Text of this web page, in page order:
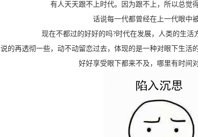
有人天天跟不上时代。因为跟不上，所以总觉
话说每一代都曾经在上一代眼中
现在不都过的好好的吗?时代在发展，人类的生活
说的再透彻一些，动不动留恋过去，体现的是一种对眼下生活
好好享受眼下都来不及，哪里有时间